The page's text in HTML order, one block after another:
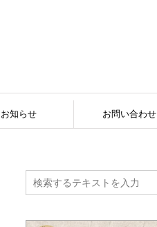
お知らせ お問い合わせ